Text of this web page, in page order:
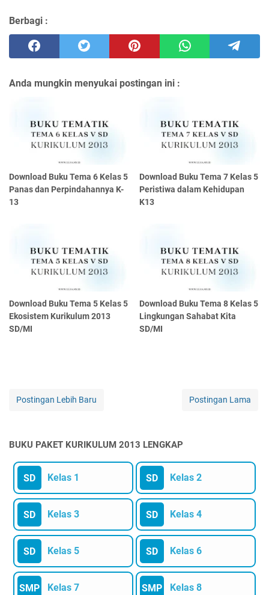
Berbagi :
Anda mungkin menyukai postingan ini :
Download Buku Tema 6 Kelas 5
Panas dan Perpindahannya K-
13
Download Buku Tema 7 Kelas 5
Peristiwa dalam Kehidupan
K13
Download Buku Tema 5 Kelas 5
Ekosistem Kurikulum 2013
SD/MI
Download Buku Tema 8 Kelas 5
Lingkungan Sahabat Kita
SD/MI
Postingan Lebih Baru Postingan Lama
BUKU PAKET KURIKULUM 2013 LENGKAP
SD Kelas 1 SD Kelas 2
SD Kelas 3 SD Kelas 4
SD Kelas 5 SD Kelas 6
SMP Kelas 7 SMP Kelas 8